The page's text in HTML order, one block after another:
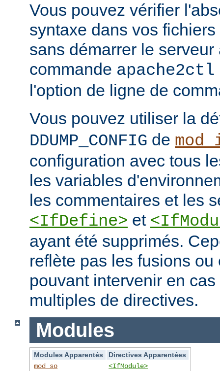
Vous pouvez vérifier
syntaxe dans vos
sans démarrer le
commande
l'option de ligne de
Vous pouvez utiliser la
DDUMP_CONFIG de
configuration avec tous
les variables
les commentaires et les
<IfDefine> et
ayant été supprimés.
reflète pas les fusions ou
pouvant intervenir en
multiples de directives.
Modules
Modules Apparentés
Directives Apparentées
mod_so
<IfModule>